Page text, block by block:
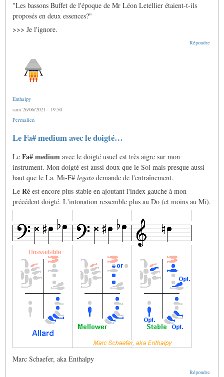
"Les bassons Buffet de l'époque de Mr Léon Letellier étaient-t-ils
proposés en deux essences?"
>>> Je l'ignore.
Répondre
Enthalpy
sam 26/06/2021 - 19:50
Permalien
Le Fa# medium avec le doigté…
Le Fa# medium avec le doigté usuel est très aigre sur mon
instrument. Mon doigté est aussi doux que le Sol mais presque aussi
haut que le La. Mi-F# legato demande de l'entraînement.
Le Ré est encore plus stable en ajoutant l'index gauche à mon
précédent doigté. L'intonation ressemble plus au Do (et moins au Mi).
Marc Schaefer, aka Enthalpy
Répondre